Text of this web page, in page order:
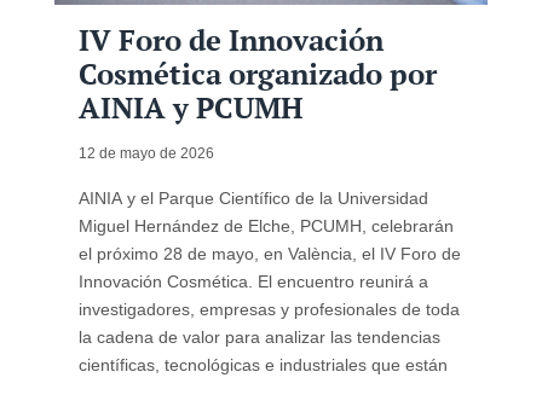
IV Foro de Innovación
Cosmética organizado por
AINIA y PCUMH
12 de mayo de 2026
AINIA y el Parque Científico de la Universidad
Miguel Hernández de Elche, PCUMH, celebrarán
el próximo 28 de mayo, en València, el IV Foro de
Innovación Cosmética. El encuentro reunirá a
investigadores, empresas y profesionales de toda
la cadena de valor para analizar las tendencias
científicas, tecnológicas e industriales que están